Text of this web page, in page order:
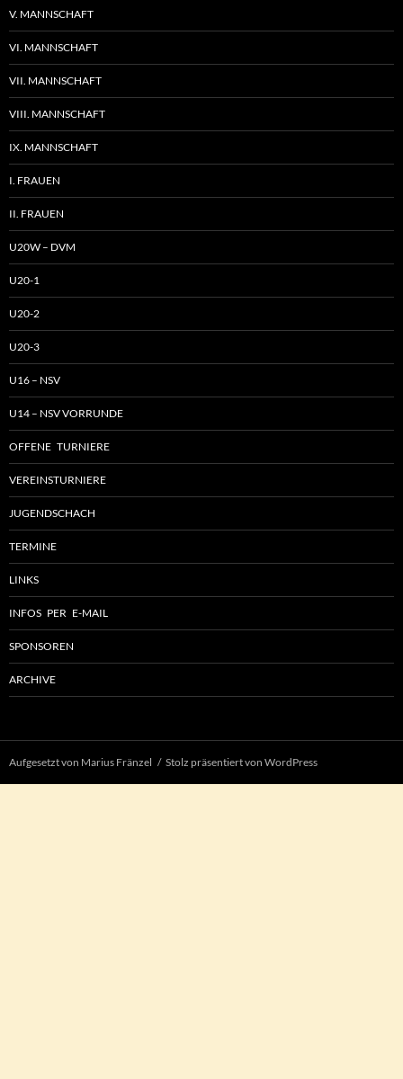
V. MANNSCHAFT
VI. MANNSCHAFT
VII. MANNSCHAFT
VIII. MANNSCHAFT
IX. MANNSCHAFT
I. FRAUEN
II. FRAUEN
U20W – DVM
U20-1
U20-2
U20-3
U16 – NSV
U14 – NSV VORRUNDE
OFFENE TURNIERE
VEREINSTURNIERE
JUGENDSCHACH
TERMINE
LINKS
INFOS PER E-MAIL
SPONSOREN
ARCHIVE
Aufgesetzt von Marius Fränzel Stolz präsentiert von WordPress